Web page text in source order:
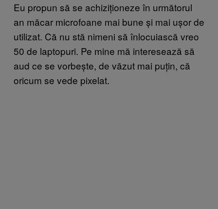
Eu propun să se achiziționeze în următorul
an măcar microfoane mai bune și mai ușor de
utilizat. Că nu stă nimeni să înlocuiască vreo
50 de laptopuri. Pe mine mă interesează să
aud ce se vorbește, de văzut mai puțin, că
oricum se vede pixelat.